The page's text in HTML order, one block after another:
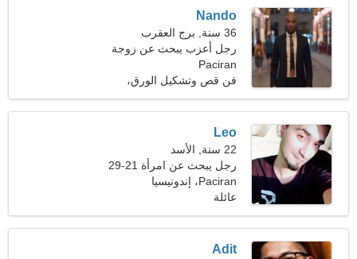
Nando
36 سنة, برج العقرب
رجل أعزب يبحث عن زوجة
Paciran
فن قص وتشكيل الورق،
ركوب الخيل
Leo
22 سنة, الأسد
رجل يبحث عن امرأة 21-29
Paciran، إندونيسيا
عائلة
Adit